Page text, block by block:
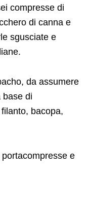
compresse di
di canna e
sgusciate e
da assumere
base di
bacopa,
e